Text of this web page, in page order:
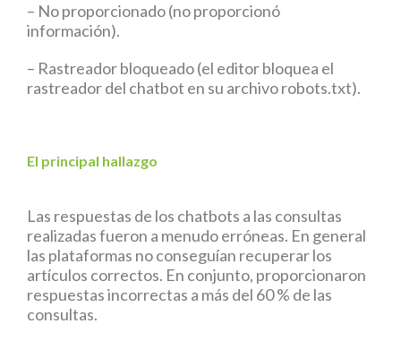
– No proporcionado (no proporcionó
información).
– Rastreador bloqueado (el editor bloquea el
rastreador del chatbot en su archivo robots.txt).
El principal hallazgo
Las respuestas de los chatbots a las consultas
realizadas fueron a menudo erróneas. En general
las plataformas no conseguían recuperar los
artículos correctos. En conjunto, proporcionaron
respuestas incorrectas a más del 60 % de las
consultas.